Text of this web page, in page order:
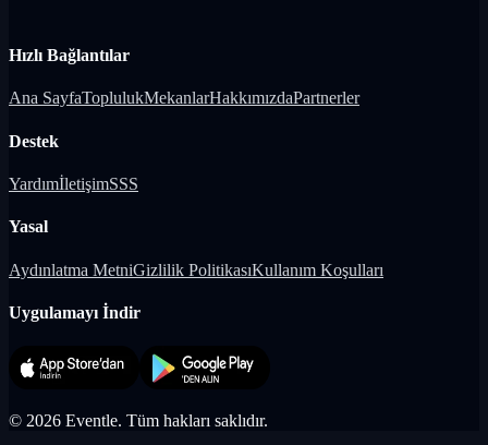
Hızlı Bağlantılar
Ana SayfaToplulukMekanlarHakkımızdaPartnerler
Destek
YardımİletişimSSS
Yasal
Aydınlatma MetniGizlilik PolitikasıKullanım Koşulları
Uygulamayı İndir
© 2026 Eventle. Tüm hakları saklıdır.